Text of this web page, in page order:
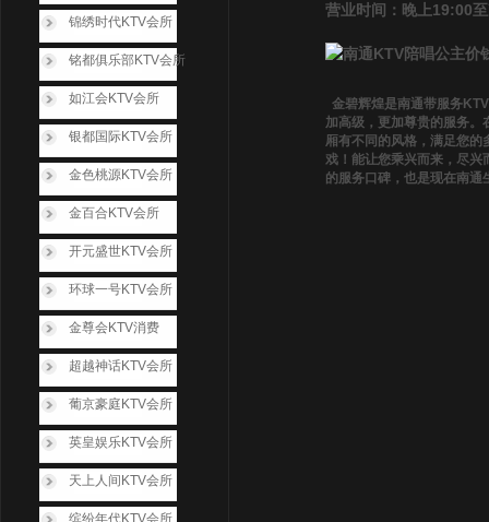
锦绣时代KTV会所
铭都俱乐部KTV会所
如江会KTV会所
银都国际KTV会所
金色桃源KTV会所
金百合KTV会所
开元盛世KTV会所
环球一号KTV会所
金尊会KTV消费
超越神话KTV会所
葡京豪庭KTV会所
英皇娱乐KTV会所
天上人间KTV会所
缤纷年代KTV会所
营业时间：晚上19:00
金碧辉煌是南通带服务
加高级，更加尊贵的服务
厢有不同的风格，满足您
戏！能让您乘兴而来，尽兴
的服务口碑，也是现在南